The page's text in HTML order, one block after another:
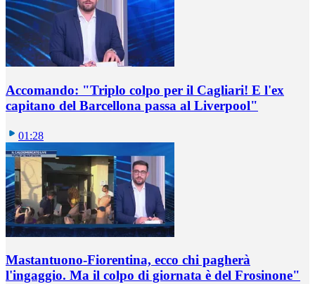
Accomando: "Triplo colpo per il Cagliari! E l'ex
capitano del Barcellona passa al Liverpool"
01:28
Mastantuono-Fiorentina, ecco chi pagherà
l'ingaggio. Ma il colpo di giornata è del Frosinone"